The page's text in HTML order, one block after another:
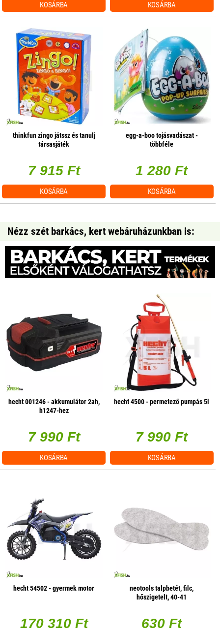
KOSÁRBA KOSÁRBA
thinkfun zingo játssz és tanulj
társasjáték
7 915 Ft
KOSÁRBA
egg-a-boo tojásvadászat -
többféle
1 280 Ft
KOSÁRBA
Nézz szét barkács, kert webáruházunkban is:
hecht 001246 - akkumulátor 2ah,
h1247-hez
7 990 Ft
KOSÁRBA
hecht 4500 - permetező pumpás 5l
7 990 Ft
KOSÁRBA
hecht 54502 - gyermek motor
170 310 Ft
neotools talpbetét, filc,
hőszigetelt, 40-41
630 Ft